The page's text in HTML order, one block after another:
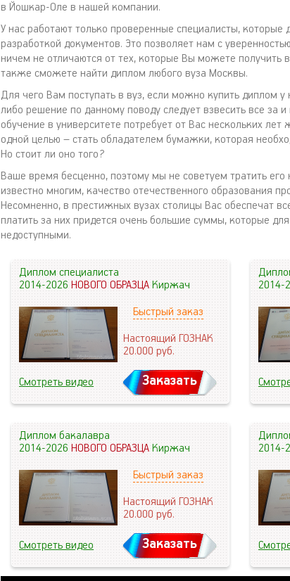
в Йошкар-Оле в нашей компании.
У нас работают только проверенные специалисты, которые
разработкой документов. Это позволяет нам с
ничем не отличаются от тех, которые Вы можете получить
также сможете найти диплом любого вуза Москвы.
Для чего Вам поступать в вуз, если можно купить диплом
либо решение по данному поводу следует взвесить все за
обучение в университете потребует от Вас нескольких
одной целью – стать обладателем бумажки, которая
Но стоит ли оно того?
Ваше время бесценно, поэтому мы не советуем тратить его
известно многим, качество отечественного образования
Несомненно, в престижных вузах столицы Вас обеспечат
платить за них придется очень большие суммы, которые
недоступными.
Диплом специалиста
2014-2026НОВОГО ОБРАЗЦАКиржач
Быстрый заказ
Настоящий ГОЗНАК
20.000руб.
Смотреть видео Заказать
2014-
Диплом бакалавра
2014-2026НОВОГО ОБРАЗЦАКиржач
Быстрый заказ
Настоящий ГОЗНАК
20.000руб.
Смотреть видео Заказать
2014-